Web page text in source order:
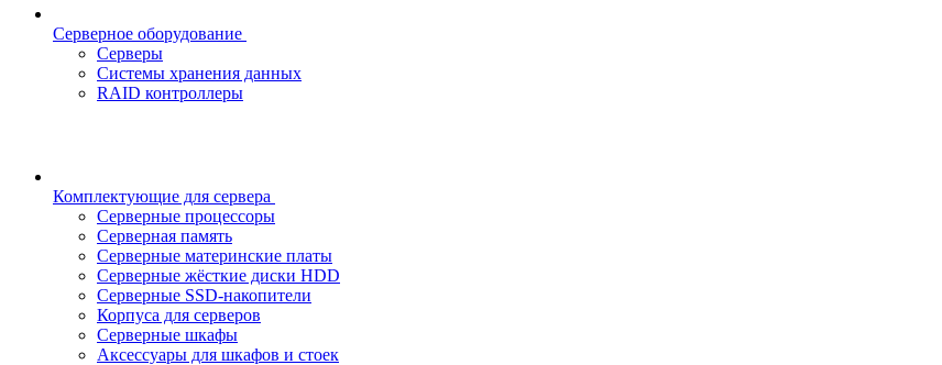
Серверное оборудование
Серверы
Системы хранения данных
RAID контроллеры
Комплектующие для сервера
Серверные процессоры
Серверная память
Серверные материнские платы
Серверные жёсткие диски HDD
Серверные SSD-накопители
Корпуса для серверов
Серверные шкафы
Аксессуары для шкафов и стоек